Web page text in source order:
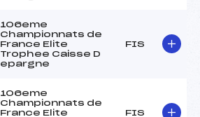
106eme
Championnats de
France Elite
Trophee Caisse D
epargne
FIS
106eme
Championnats de
France Elite
FIS